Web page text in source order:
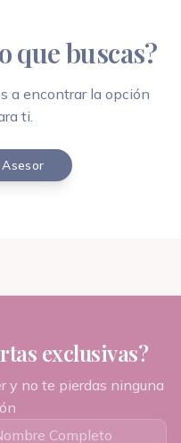
que buscas?
a encontrar la opción
ti.
exclusivas?
y no te pierdas ninguna